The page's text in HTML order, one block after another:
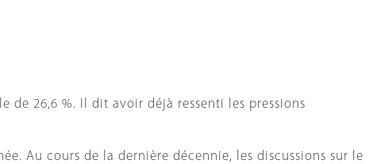
de 26,6 %. Il dit avoir déjà ressenti les pressions
Au cours de la dernière décennie, les discussions sur le